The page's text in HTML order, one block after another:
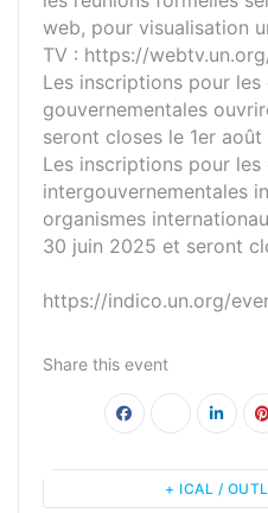
web, pour visualisation
TV : https://
Les inscriptions pour
gouvernementales
seront closes le 1er
Les inscriptions pour
intergouvernementales
organismes
30 juin 2025 et seront
https://indico.un.org/
Share this event
+ ICAL /